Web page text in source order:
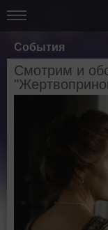
События
Смотрим и